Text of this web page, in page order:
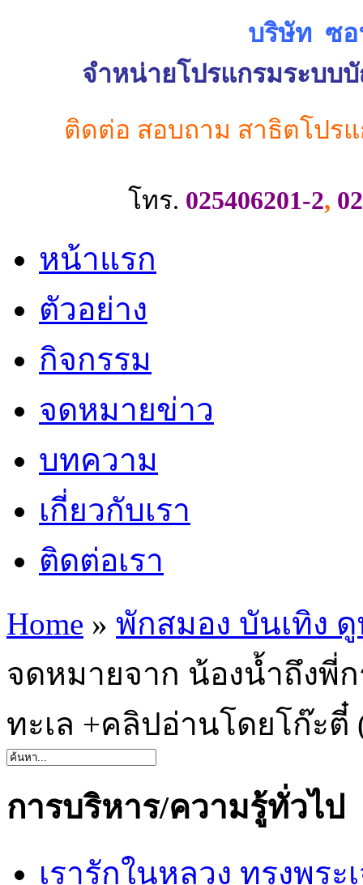
บริษัท ซ
จำหน่ายโปรแกรมระบ
ติดต่อ สอบถาม สาธิตโปร
โทร. 025406201-2,
หน้าแรก
ตัวอย่าง
กิจกรรม
จดหมายข่าว
บทความ
เกี่ยวกับเรา
ติดต่อเรา
Home » พักสมอง บันเทิง
จดหมายจาก น้องน้ำถึงพี่
ทะเล +คลิปอ่านโดยโก๊ะตี๋
การบริหาร/ความรู้ทั่วไป
เรารักในหลวง ทรงพระ